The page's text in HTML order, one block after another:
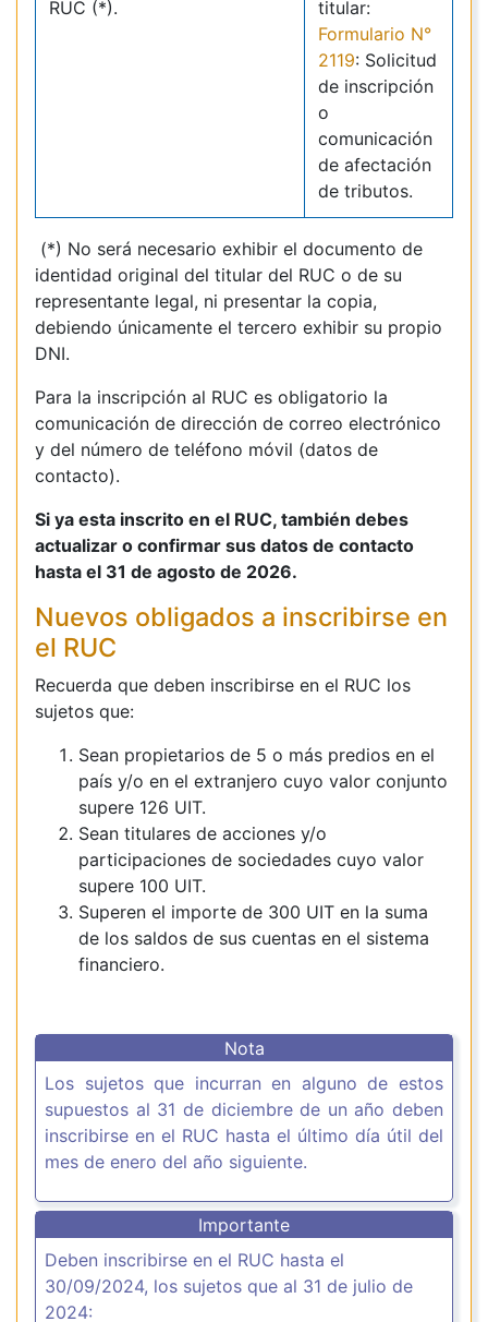
RUC (*).
titular:
Formulario N°
2119: Solicitud
de inscripción
o
comunicación
de afectación
de tributos.
(*) No será necesario exhibir el documento de
identidad original del titular del RUC o de su
representante legal, ni presentar la copia,
debiendo únicamente el tercero exhibir su propio
DNI.
Para la inscripción al RUC es obligatorio la
comunicación de dirección de correo electrónico
y del número de teléfono móvil (datos de
contacto).
Si ya esta inscrito en el RUC, también debes
actualizar o confirmar sus datos de contacto
hasta el 31 de agosto de 2026.
Nuevos obligados a inscribirse en
el RUC
Recuerda que deben inscribirse en el RUC los
sujetos que:
Sean propietarios de 5 o más predios en el
país y/o en el extranjero cuyo valor conjunto
supere 126 UIT.
Sean titulares de acciones y/o
participaciones de sociedades cuyo valor
supere 100 UIT.
Superen el importe de 300 UIT en la suma
de los saldos de sus cuentas en el sistema
financiero.
Nota
Los sujetos que incurran en alguno de estos
supuestos al 31 de diciembre de un año deben
inscribirse en el RUC hasta el último día útil del
mes de enero del año siguiente.
Importante
Deben inscribirse en el RUC hasta el
30/09/2024, los sujetos que al 31 de julio de
2024: